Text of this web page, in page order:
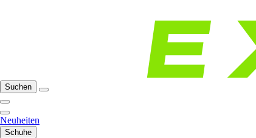
Suchen
Neuheiten
Schuhe